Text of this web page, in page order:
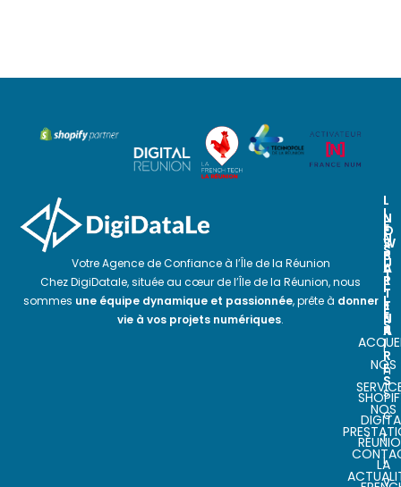
Votre Agence de Confiance à l’Île de la Réunion
Chez DigiDatale, située au cœur de l’Île de la Réunion, nous
sommes une équipe dynamique et passionnée, prête à donner
vie à vos projets numériques.
L
I
E
N
S
U
T
I
L
E
S
NOS
NOS
N
O
S
P
A
R
T
E
N
A
I
R
E
S
LA
N
E
W
S
L
E
T
T
E
R
I
n
s
c
r
i
v